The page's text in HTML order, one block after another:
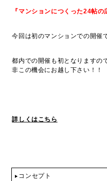
『マンションにつくった24帖の
今回は初のマンションでの開催
都内での開催も初となりますの
非この機会にお越し下さい！！
詳しくはこちら
コンセプト